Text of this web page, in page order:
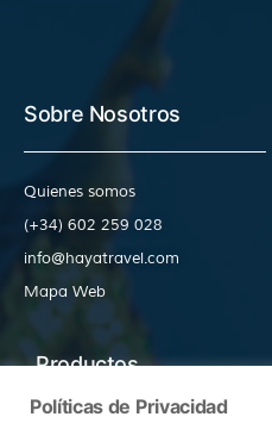
Sobre Nosotros
Quienes somos
(+34) 602 259 028
info@hayatravel.com
Mapa Web
Productos
Políticas de Privacidad